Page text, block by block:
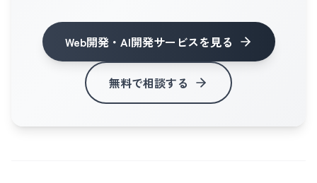
Web開発・AI開発サービスを見る
無料で相談する